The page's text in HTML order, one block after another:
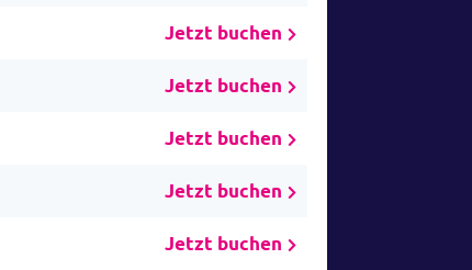
Jetzt buchen
Jetzt buchen
Jetzt buchen
Jetzt buchen
Jetzt buchen